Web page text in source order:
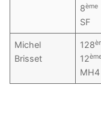
8ème
SF
Michel
Brisset
128
12
MH4